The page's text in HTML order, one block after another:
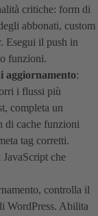
critiche: form di
abbonati, custom
Esegui il push in
funzioni.
aggiornamento:
i flussi più
completa un
di cache funzioni
tag corretti.
che
controlla il
WordPress. Abilita